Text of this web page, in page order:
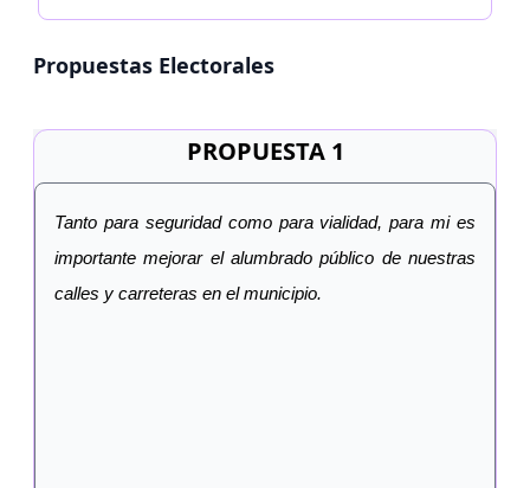
Propuestas Electorales
PROPUESTA 1
Tanto para seguridad como para vialidad, para mi es
importante mejorar el alumbrado público de nuestras
calles y carreteras en el municipio.